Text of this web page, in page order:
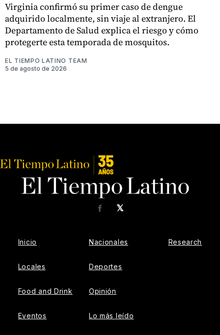
Virginia confirmó su primer caso de dengue
adquirido localmente, sin viaje al extranjero. El
Departamento de Salud explica el riesgo y cómo
protegerte esta temporada de mosquitos.
EL TIEMPO LATINO TEAM
5 de agosto de 2026
𝕏
Facebook
Inicio
Locales
Food and Drink
Eventos
Nacionales
Deportes
Opinión
Lo más leído
Research